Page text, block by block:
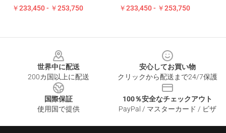
￥233,450 - ￥253,750 ￥233,450 - ￥253,750
世界中に配送
200カ国以上に配送
安心してお買い物
クリックから配送まで24/7保護
国際保証
使用国で提供
100％安全なチェックアウト
PayPal / マスターカード / ビザ